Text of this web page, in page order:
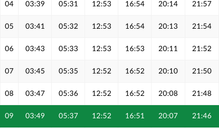
04 03:39 05:31 12:53 16:54 20:14 21:57
05 03:41 05:32 12:53 16:54 20:13 21:54
06 03:43 05:33 12:53 16:53 20:11 21:52
07 03:45 05:35 12:52 16:52 20:10 21:50
08 03:47 05:36 12:52 16:52 20:08 21:48
09 03:49 05:37 12:52 16:51 20:07 21:46